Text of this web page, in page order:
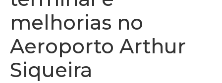
melhorias no
Aeroporto Arthur
Siqueira